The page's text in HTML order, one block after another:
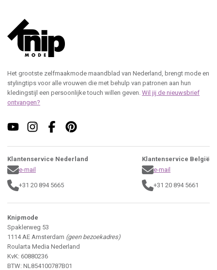
Het grootste zelfmaakmode maandblad van Nederland, brengt mode en
stylingtips voor alle vrouwen die met behulp van patronen aan hun
kledingstijl een persoonlijke touch willen geven. Wil jij de nieuwsbrief
ontvangen?
Klantenservice Nederland
e-mail
+31 20 894 5665
Klantenservice België
e-mail
+31 20 894 5661
Knipmode
Spaklerweg 53
1114 AE Amsterdam (geen bezoekadres)
Roularta Media Nederland
KvK: 60880236
BTW: NL854100787B01